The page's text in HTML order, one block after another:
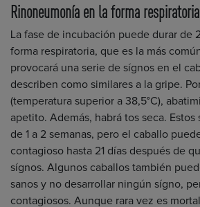
Rinoneumonía en la forma respiratoria
La fase de incubación puede durar de
forma respiratoria, que es la más
provocará una serie de sígnos en el
describen como similares a la gripe.
(temperatura superior a 38,5°C),
apetito. Además, habrá tos seca.
de 1 a 2 semanas, pero el caballo
contagioso hasta 21 días después de
sígnos. Algunos caballos también
sanos y no desarrollar ningún sígno,
contagiosos. Aunque rara vez es